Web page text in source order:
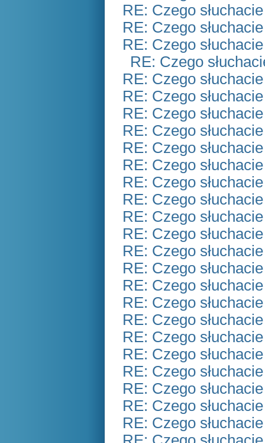
RE: Czego
RE: Czego
RE: Czego
RE: Czego
RE: Czego
RE: Czego
RE: Czego
RE: Czego
RE: Czego
RE: Czego
RE: Czego
RE: Czego
RE: Czego
RE: Czego
RE: Czego
RE: Czego
RE: Czego
RE: Czego
RE: Czego
RE: Czego
RE: Czego
RE: Czego
RE: Czego
RE: Czego
RE: Czego